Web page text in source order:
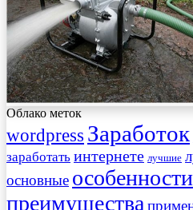
Облако меток
wordpress Заработок
заработать интернете лучшие
основные особенности
преимущества